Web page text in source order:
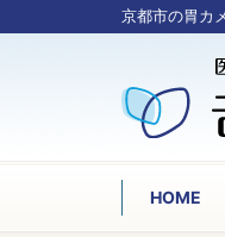
京都市の胃カ
HOME